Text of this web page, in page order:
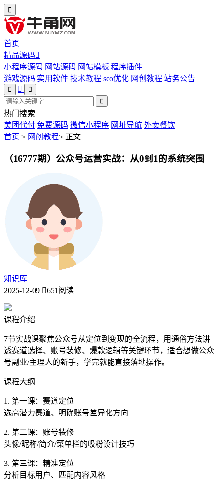
首页
精品源码
小程序源码 网站源码 网站模板 程序插件
游戏源码 实用软件 技术教程 seo优化 网创教程 站务公告
热门搜索
美团代付 免费源码 微信小程序 网址导航 外卖餐饮
首页 > 网创教程> 正文
（16777期）公众号运营实战：从0到1的系统突围
知识库
2025-12-09
651阅读
课程介绍
7节实战课聚焦公众号从定位到变现的全流程，用通俗方法讲
透赛道选择、账号装修、爆款逻辑等关键环节，适合想做公众
号副业/主理人的新手，学完就能直接落地操作。
课程大纲
1. 第一课：赛道定位
选高潜力赛道、明确账号差异化方向
2. 第二课：账号装修
头像/昵称/简介/菜单栏的吸粉设计技巧
3. 第三课：精准定位
分析目标用户、匹配内容风格